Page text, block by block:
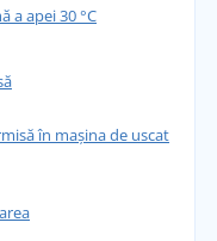
a apei 30 °C
în mașina de uscat